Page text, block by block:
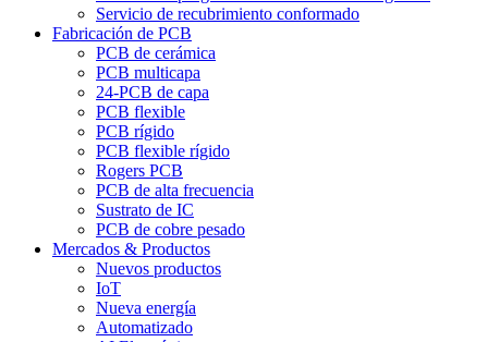
Servicio de recubrimiento conformado
Fabricación de PCB
PCB de cerámica
PCB multicapa
24-PCB de capa
PCB flexible
PCB rígido
PCB flexible rígido
Rogers PCB
PCB de alta frecuencia
Sustrato de IC
PCB de cobre pesado
Mercados & Productos
Nuevos productos
IoT
Nueva energía
Automatizado